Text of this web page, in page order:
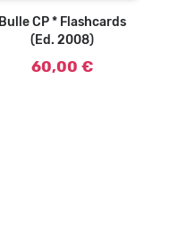
Bulle CP * Flashcards
(Ed. 2008)
60,00 €